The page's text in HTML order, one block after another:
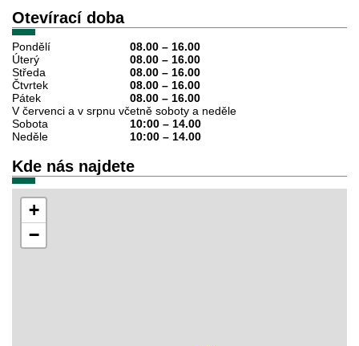
Otevírací doba
Pondělí
08.00 – 16.00
Úterý
08.00 – 16.00
Středa
08.00 – 16.00
Čtvrtek
08.00 – 16.00
Pátek
08.00 – 16.00
V červenci a v srpnu včetně soboty a neděle
Sobota
10:00 – 14.00
Neděle
10:00 – 14.00
Kde nás najdete